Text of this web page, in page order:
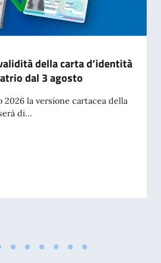
della carta d’identità
dal 3 agosto
2026 la versione cartacea della
di...
validità della carta d’identità cartacea